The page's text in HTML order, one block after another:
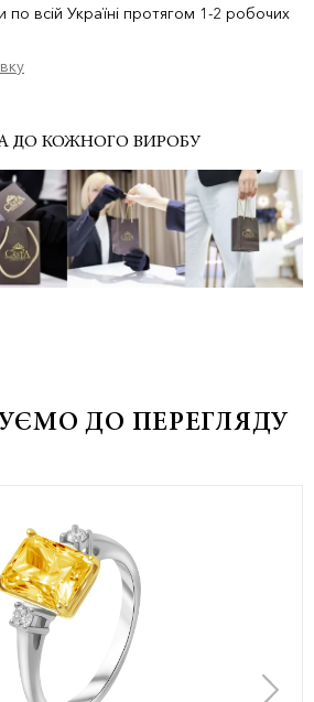
всій Україні протягом 1-2 робочих
ДО КОЖНОГО ВИРОБУ
ДО ПЕРЕГЛЯДУ